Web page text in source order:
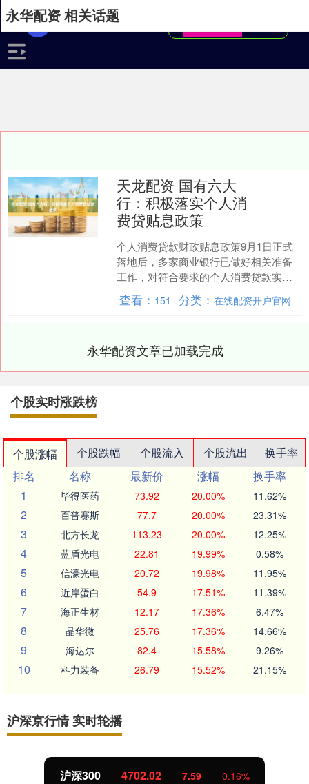
永华配资 相关话题
天龙配资 国有六大
行：积极落实个人消
费贷贴息政策
个人消费贷款财政贴息政策9月1日正式
落地后，多家商业银行已做好相关准备
工作，对符合要求的个人消费贷款实施
贴息，确保消费者在享受政策红利的同
时，还通过简化贴息流程....
查看： 151 分类：在线配资开户官网
永华配资文章已加载完成
个股实时涨跌榜
个股涨幅 个股跌幅 个股流入 个股流出
换手率
排名
名称 最新价 涨幅
换手率
1
毕得医药 73.92 20.00% 11.62%
2 百普赛斯 77.7 20.00% 23.31%
3 北方长龙 113.23 20.00% 12.25%
4 蓝盾光电 22.81 19.99% 0.58%
5 信濠光电 20.72 19.98% 11.95%
6 近岸蛋白 54.9 17.51% 11.39%
7 海正生材 12.17 17.36% 6.47%
8 晶华微 25.76 17.36% 14.66%
9 海达尔 82.4 15.58% 9.26%
10 科力装备 26.79 15.52% 21.15%
沪深京行情 实时轮播
沪深300 4702.02 7.59 0.16%